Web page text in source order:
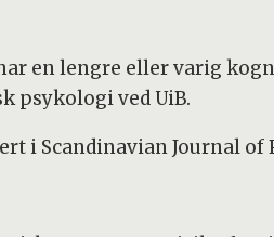
en lengre eller varig
psykologi ved UiB.
i Scandinavian Journal of